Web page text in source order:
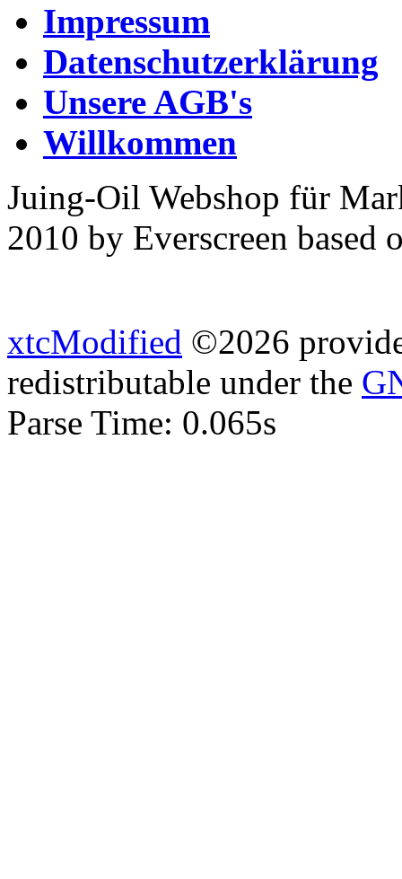
Impressum
Datenschutzerklärung
Unsere AGB's
Willkommen
Juing-Oil Webshop für
2010 by Everscreen
xtcModified ©2026
redistributable under the
Parse Time: 0.065s